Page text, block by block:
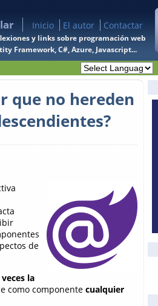
Inicio El autor Contactar
y links sobre programación web
Framework, C#, Azure, Javascript...
que no hereden
de
la
como componente cualquier